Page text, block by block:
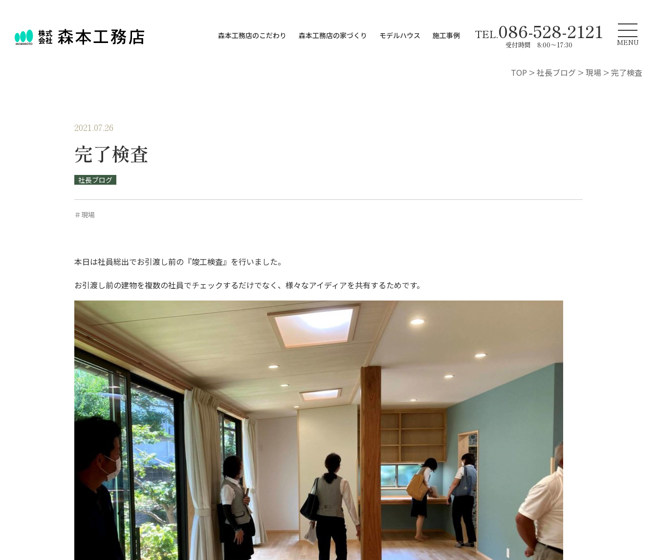
森本工務店のこだわり 森本工務店の家づくり モデルハウス 施工事例 TEL.086-528-2121
受付時間 8:00～17:30 MENU
TOP > 社長ブログ > 現場 > 完了検査
2021.07.26
完了検査
社長ブログ
＃現場
本日は社員総出でお引渡し前の『竣工検査』を行いました。
お引渡し前の建物を複数の社員でチェックするだけでなく、様々なアイディアを共有するためです。